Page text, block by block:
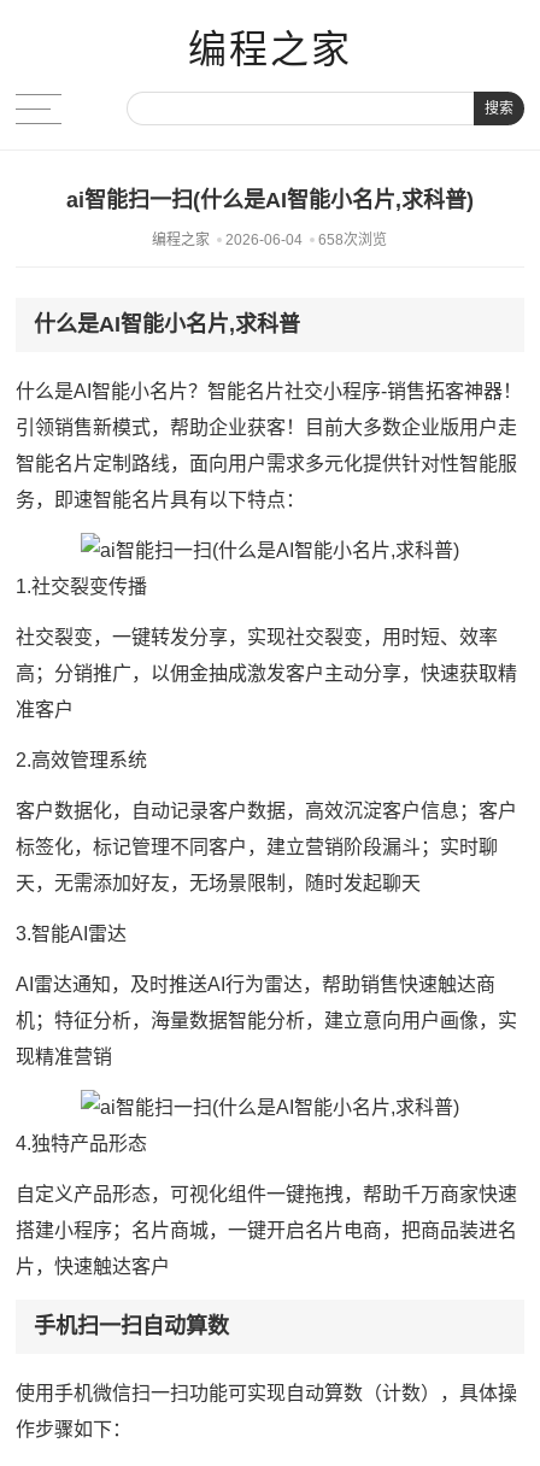
编程之家
搜索
ai智能扫一扫(什么是AI智能小名片,求科普)
编程之家 2026-06-04 658次浏览
什么是AI智能小名片,求科普
什么是AI智能小名片？智能名片社交小程序-销售拓客神器！
引领销售新模式，帮助企业获客！目前大多数企业版用户走
智能名片定制路线，面向用户需求多元化提供针对性智能服
务，即速智能名片具有以下特点：
1.社交裂变传播
社交裂变，一键转发分享，实现社交裂变，用时短、效率
高；分销推广，以佣金抽成激发客户主动分享，快速获取精
准客户
2.高效管理系统
客户数据化，自动记录客户数据，高效沉淀客户信息；客户
标签化，标记管理不同客户，建立营销阶段漏斗；实时聊
天，无需添加好友，无场景限制，随时发起聊天
3.智能AI雷达
AI雷达通知，及时推送AI行为雷达，帮助销售快速触达商
机；特征分析，海量数据智能分析，建立意向用户画像，实
现精准营销
4.独特产品形态
自定义产品形态，可视化组件一键拖拽，帮助千万商家快速
搭建小程序；名片商城，一键开启名片电商，把商品装进名
片，快速触达客户
手机扫一扫自动算数
使用手机微信扫一扫功能可实现自动算数（计数），具体操
作步骤如下：